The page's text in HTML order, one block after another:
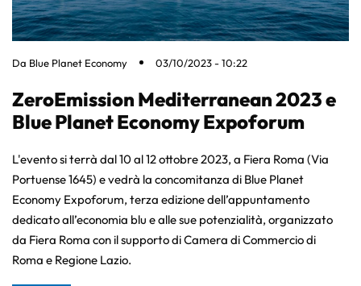
Da Blue Planet Economy 03/10/2023 - 10:22
ZeroEmission Mediterranean 2023 e
Blue Planet Economy Expoforum
L'evento si terrà dal 10 al 12 ottobre 2023, a Fiera Roma (Via
Portuense 1645) e vedrà la concomitanza di Blue Planet
Economy Expoforum, terza edizione dell’appuntamento
dedicato all’economia blu e alle sue potenzialità, organizzato
da Fiera Roma con il supporto di Camera di Commercio di
Roma e Regione Lazio.